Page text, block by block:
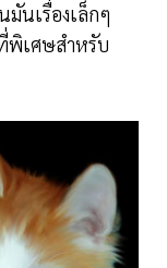
นเรื่องเล็กๆ
พิเศษสำหรับ